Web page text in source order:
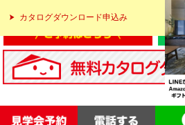
カタログダウンロード申込み